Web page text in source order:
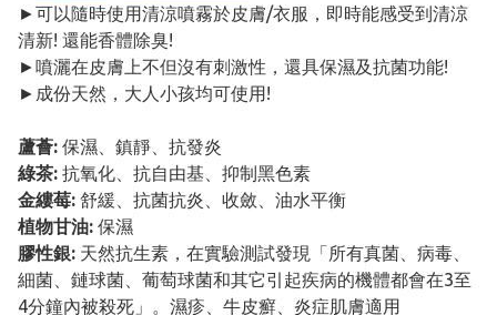
►可以隨時使用清涼噴霧於皮膚/衣服，即時能感受到清涼
清新! 還能香體除臭!
►噴灑在皮膚上不但沒有刺激性，還具保濕及抗菌功能!
►成份天然，大人小孩均可使用!
蘆薈: 保濕、鎮靜、抗發炎
綠茶: 抗氧化、抗自由基、抑制黑色素
金縷莓: 舒緩、抗菌抗炎、收斂、油水平衡
植物甘油: 保濕
膠性銀: 天然抗生素，在實驗測試發現「所有真菌、病毒、
細菌、鏈球菌、葡萄球菌和其它引起疾病的機體都會在3至
4分鐘內被殺死」。濕疹、牛皮癬、炎症肌膚適用